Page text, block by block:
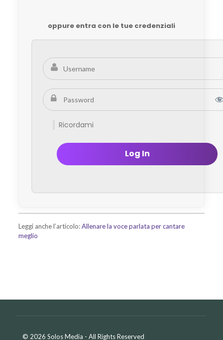
oppure entra con le tue credenziali
Ricordami
Leggi anche l’articolo:Allenare la voce parlata per cantare
meglio
© 2026 Solos Media - All Rights Reserved